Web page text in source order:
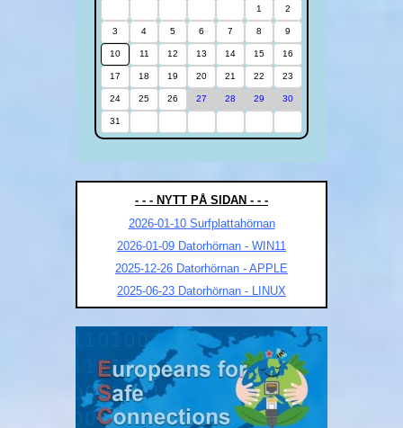
1 2
3 4 5 6 7 8 9
10 11 12 13 14 15 16
17 18 19 20 21 22 23
24 25 26 27 28 29 30
31
- - - NYTT PÅ SIDAN - - -
2026-01-10 Surfplattahörnan
2026-01-09 Datorhörnan - WIN11
2025-12-26 Datorhörnan - APPLE
2025-06-23 Datorhörnan - LINUX